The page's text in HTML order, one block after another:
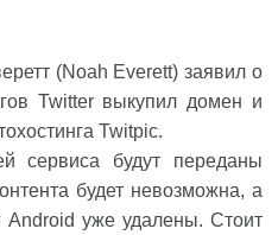
(Noah Everett) заявил о
Twitter выкупил домен и
Twitpic.
сервиса будут переданы
будет невозможна, а
уже удалены. Стоит